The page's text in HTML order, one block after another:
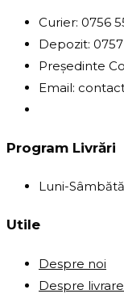
Curier: 0756
Depozit: 0757
Președinte
Email:
Program Livrări
Luni-
Utile
Despre noi
Despre